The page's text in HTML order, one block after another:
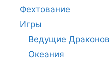
Фехтование
Игры
Ведущие Драконов
Океания